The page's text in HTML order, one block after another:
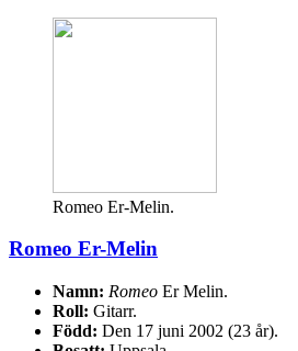
Romeo Er-Melin.
Romeo Er-Melin
Namn: Romeo Er Melin.
Roll: Gitarr.
Född: Den 17 juni 2002 (23 år).